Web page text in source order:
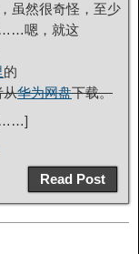
虽然很奇怪，至少
……嗯，就这
的
从华为网盘下载。
[……]
Read Post